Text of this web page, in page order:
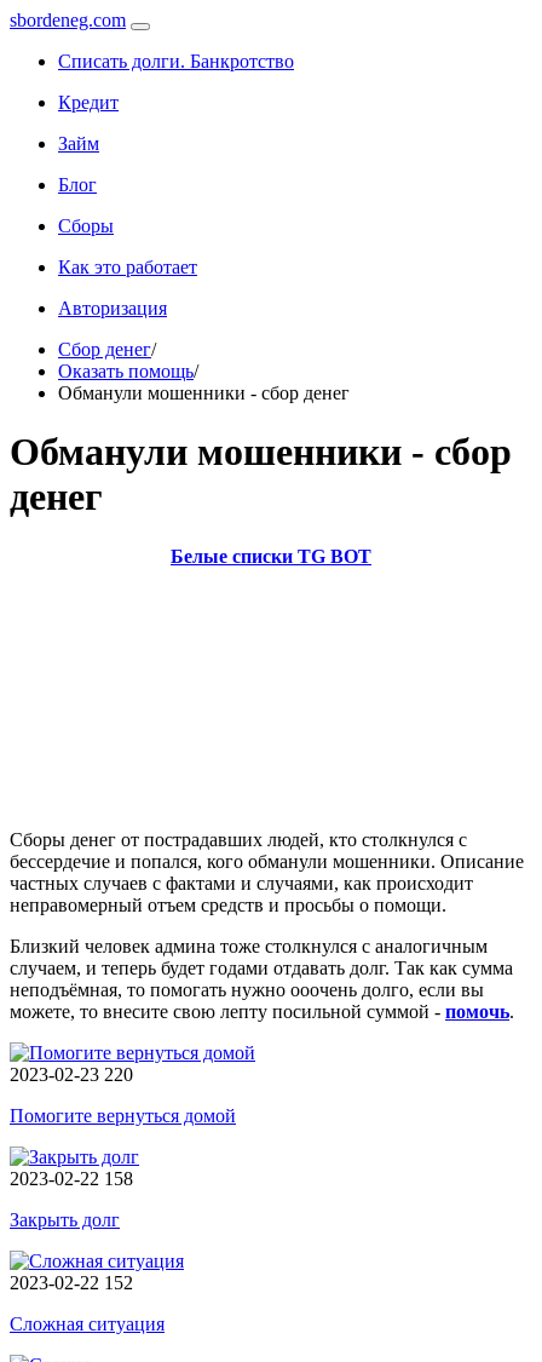
sbordeneg.com
Списать долги. Банкротство
Кредит
Займ
Блог
Сборы
Как это работает
Авторизация
Сбор денег/
Оказать помощь/
Обманули мошенники - сбор денег
Обманули мошенники - сбор
денег
Белые списки TG BOT
Сборы денег от пострадавших людей, кто столкнулся с
бессердечие и попался, кого обманули мошенники. Описание
частных случаев с фактами и случаями, как происходит
неправомерный отъем средств и просьбы о помощи.
Близкий человек админа тоже столкнулся с аналогичным
случаем, и теперь будет годами отдавать долг. Так как сумма
неподъёмная, то помогать нужно ооочень долго, если вы
можете, то внесите свою лепту посильной суммой - помочь.
2023-02-23 220
Помогите вернуться домой
2023-02-22 158
Закрыть долг
2023-02-22 152
Сложная ситуация